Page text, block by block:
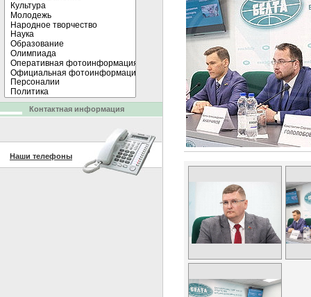
Контактная информация
Наши телефоны